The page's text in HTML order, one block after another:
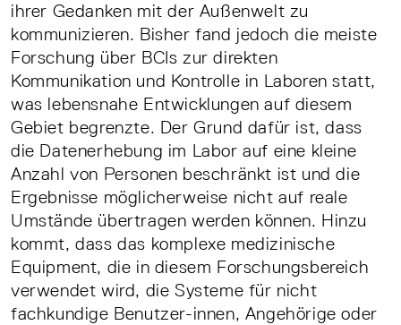
ihrer Gedanken mit der Außenwelt zu
kommunizieren. Bisher fand jedoch die meiste
Forschung über BCIs zur direkten
Kommunikation und Kontrolle in Laboren statt,
was lebensnahe Entwicklungen auf diesem
Gebiet begrenzte. Der Grund dafür ist, dass
die Datenerhebung im Labor auf eine kleine
Anzahl von Personen beschränkt ist und die
Ergebnisse möglicherweise nicht auf reale
Umstände übertragen werden können. Hinzu
kommt, dass das komplexe medizinische
Equipment, die in diesem Forschungsbereich
verwendet wird, die Systeme für nicht
fachkundige Benutzer-innen, Angehörige oder